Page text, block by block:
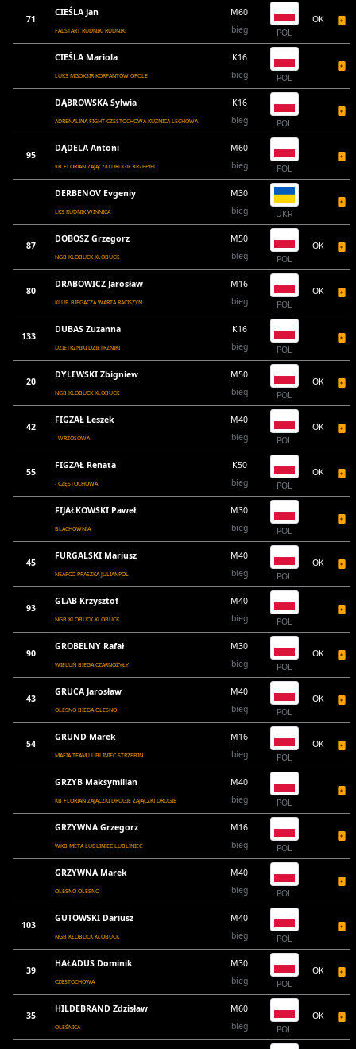
71
CIEŚLA Jan
FALSTART RUDNIKI RUDNIKI
M60
bieg
POL
OK
CIEŚLA Mariola
LUKS MGOKSIR KORFANTÓW OPOLE
K16
bieg
POL
DĄBROWSKA Sylwia
ADRENALINA FIGHT CZESTOCHOWA KUŹNICA LECHOWA
K16
bieg
POL
95
DĄDELA Antoni
KB FLORIAN ZAJĄCZKI DRUGIE KRZEPIEC
M60
bieg
POL
DERBENOV Evgeniy
LKS RUDNIK WINNICA
M30
bieg
UKR
87
DOBOSZ Grzegorz
NGB KŁOBUCK KŁOBUCK
M50
bieg
POL
OK
80
DRABOWICZ Jarosław
KLUB BIEGACZA WARTA RACISZYN
M16
bieg
POL
OK
133
DUBAS Zuzanna
DZIETRZNIKI DZIETRZNIKI
K16
bieg
POL
20
DYLEWSKI Zbigniew
NGB KŁOBUCK KŁOBUCK
M50
bieg
POL
OK
42
FIGZAŁ Leszek
- WRZOSOWA
M40
bieg
POL
OK
55
FIGZAŁ Renata
- CZĘSTOCHOWA
K50
bieg
POL
OK
FIJAŁKOWSKI Paweł
BLACHOWNIA
M30
bieg
POL
45
FURGALSKI Mariusz
NEAPCO PRASZKA JULIANPOL
M40
bieg
POL
OK
93
GLAB Krzysztof
NGB KLOBUCK KLOBUCK
M40
bieg
POL
90
GROBELNY Rafał
WIELUŃ BIEGA CZARNOŻYŁY
M30
bieg
POL
OK
43
GRUCA Jarosław
OLESNO BIEGA OLESNO
M40
bieg
POL
OK
54
GRUND Marek
MAFIA TEAM LUBLINIEC STRZEBIŃ
M16
bieg
POL
OK
GRZYB Maksymilian
KB FLORIAN ZAJĄCZKI DRUGIE ZAJĄCZKI DRUGIE
M40
bieg
POL
GRZYWNA Grzegorz
WKB META LUBLINIEC LUBLINIEC
M16
bieg
POL
GRZYWNA Marek
OLESNO OLESNO
M40
bieg
POL
103
GUTOWSKI Dariusz
NGB KŁOBUCK KŁOBUCK
M40
bieg
POL
39
HAŁADUS Dominik
CZESTOCHOWA
M30
bieg
POL
OK
35
HILDEBRAND Zdzisław
OLEŚNICA
M60
bieg
POL
OK